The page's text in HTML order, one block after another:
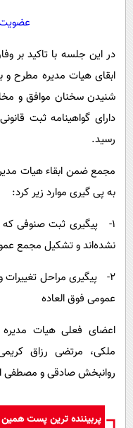
عضویت
در این جلسه با تاکید بر
ابقای هیات مدیره مطرح
دارای گواهینامه ثبت
رسید.
به پی گیری موارد زیر کرد:
1- پیگیری ثبت صنوفی که
نشده‌اند و تشکیل مجمع
2- پیگیری مراحل
عمومی فوق العاده
اعضای فعلی هیات مدیره
ملکی، مرتضی رزاق
روانبخش صادقی و مصطفی
پربیننده ترین پست